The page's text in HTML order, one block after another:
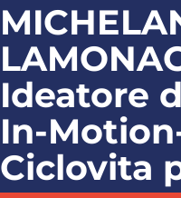
Ideatore
In-
Ciclovita